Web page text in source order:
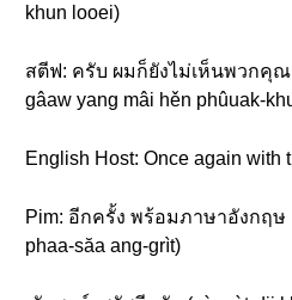
khun looei)
สตีฟ: ครับ ผมก็ยังไม่เห็นพวกคุณ
gâaw yang mâi hěn phûuak-
English Host: Once again with
Pim: อีกครั้ง พร้อมภาษาอังกฤษ
phaa-săa ang-grìt)